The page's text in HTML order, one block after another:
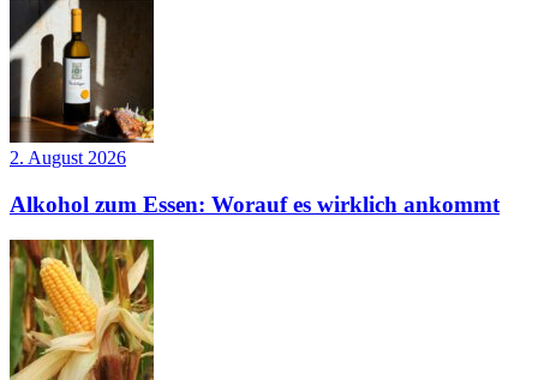
2. August 2026
Alkohol zum Essen: Worauf es wirklich ankommt